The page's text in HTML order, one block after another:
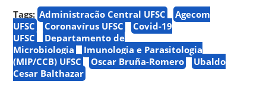
Tags: Administração Central UFSC
Agecom
UFSC
Coronavírus UFSC
Covid-19
UFSC
Departamento de
Microbiologia
Imunologia e Parasitologia
(MIP/CCB) UFSC
Oscar Bruña-Romero
Ubaldo
Cesar Balthazar